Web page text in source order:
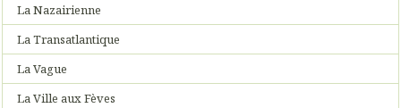
La Nazairienne
La Transatlantique
La Vague
La Ville aux Fèves